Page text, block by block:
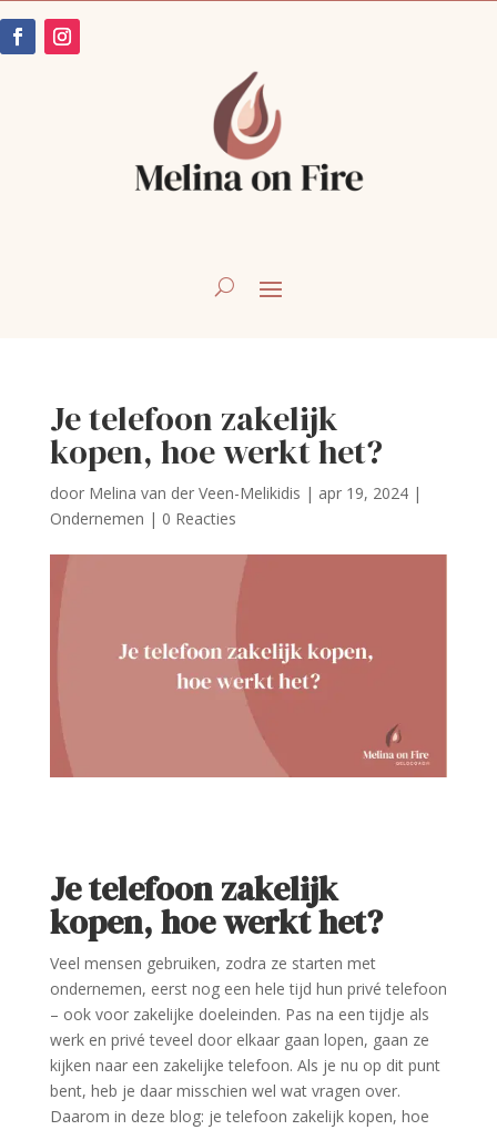
Je telefoon zakelijk
kopen, hoe werkt het?
door Melina van der Veen-Melikidis | apr 19, 2024|
Ondernemen | 0 Reacties
Je telefoon zakelijk
kopen, hoe werkt het?
Veel mensen gebruiken, zodra ze starten met
ondernemen, eerst nog een hele tijd hun privé telefoon
– ook voor zakelijke doeleinden. Pas na een tijdje als
werk en privé teveel door elkaar gaan lopen, gaan ze
kijken naar een zakelijke telefoon. Als je nu op dit punt
bent, heb je daar misschien wel wat vragen over.
Daarom in deze blog: je telefoon zakelijk kopen, hoe